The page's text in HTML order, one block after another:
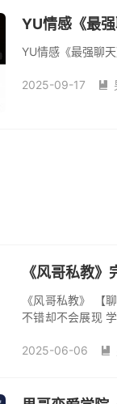
YU情感《最强
YU情感《最强聊天
2025-09-17 
《风哥私教》
《风哥私教》 【
不错却不会展现
2025-06-06
